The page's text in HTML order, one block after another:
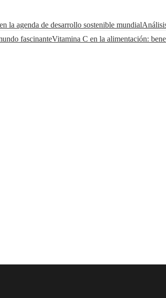
la agenda de desarrollo sostenible mundial
fascinanteVitamina C en la alimentación: